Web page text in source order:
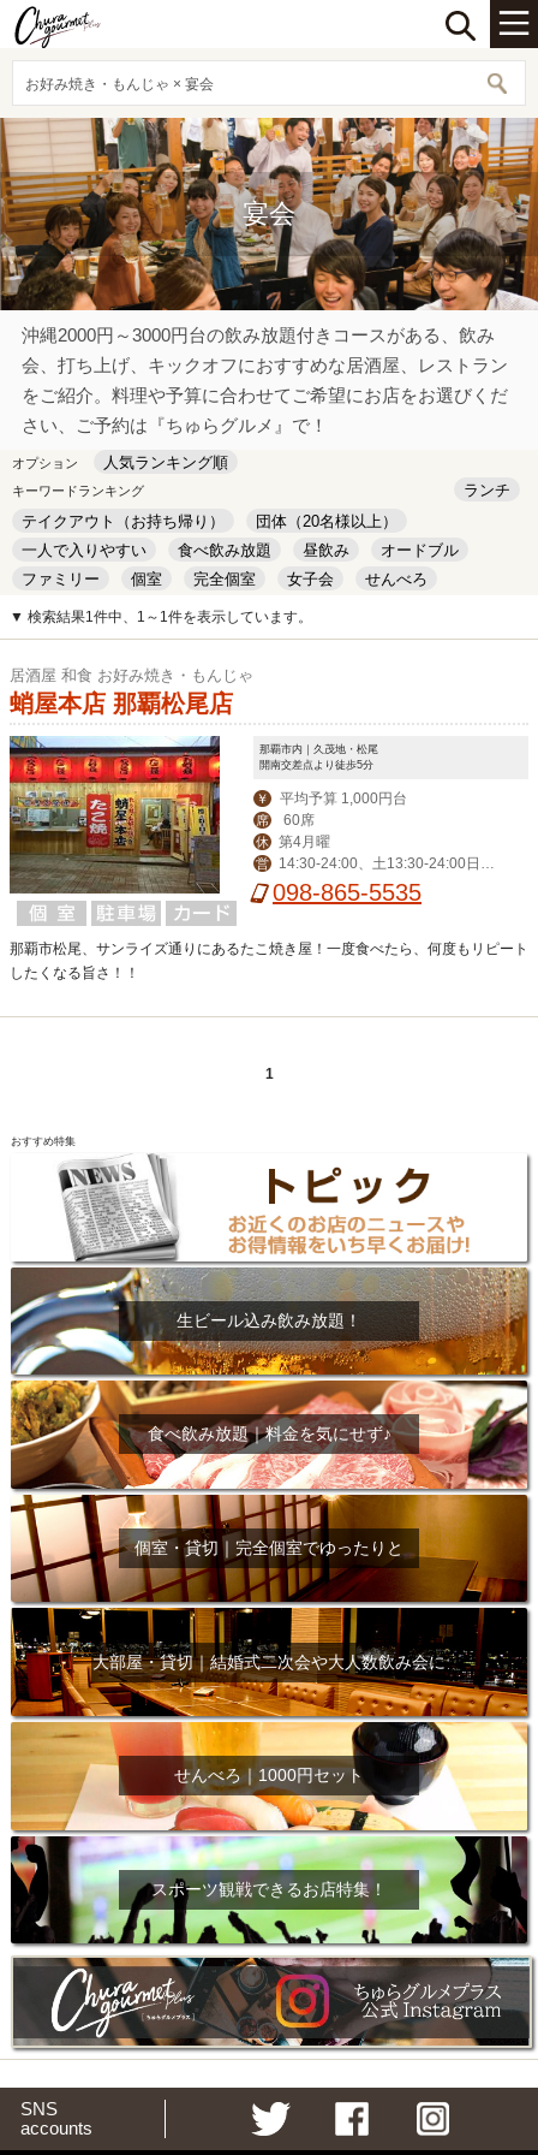
お好み焼き・もんじゃ × 宴会
宴会
沖縄2000円～3000円台の飲み放題付きコースがある、飲み
会、打ち上げ、キックオフにおすすめな居酒屋、レストラン
をご紹介。料理や予算に合わせてご希望にお店をお選びくだ
さい、ご予約は『ちゅらグルメ』で！
オプション 人気ランキング順
キーワードランキング
ランチ
テイクアウト（お持ち帰り）
団体（20名様以上）
一人で入りやすい
食べ飲み放題 昼飲み
オードブル
ファミリー
個室 完全個室 女子会
せんべろ
キッズルーム
安い デート
▼ 検索結果1件中、1～1件を表示しています。
居酒屋 和食 お好み焼き・もんじゃ
蛸屋本店 那覇松尾店
那覇市内｜久茂地・松尾
開南交差点より徒歩5分
￥ 平均予算 1,000円台
席 60席
休 第4月曜
営
14:30-24:00、土13:30-24:00日1
3:30-22:00※なくなり次第終了
098-865-5535
那覇市松尾、サンライズ通りにあるたこ焼き屋！一度食べたら、何度もリピート
したくなる旨さ！！
1
おすすめ特集
生ビール込み飲み放題！
食べ飲み放題｜料金を気にせず♪
個室・貸切｜完全個室でゆったりと
大部屋・貸切｜結婚式二次会や大人数飲み会に
せんべろ｜1000円セット
スポーツ観戦できるお店特集！
SNS
accounts